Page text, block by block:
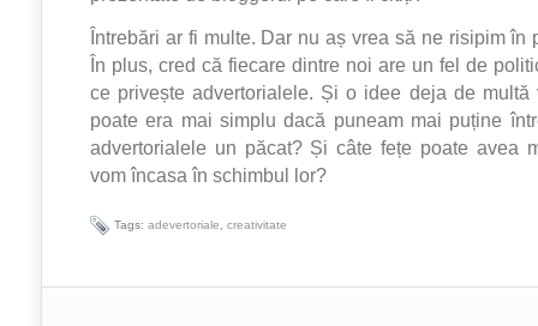
Întrebări ar fi multe. Dar nu aș vrea să ne risipim în
În plus, cred că fiecare dintre noi are un fel de
ce privește advertorialele. Și o idee deja de multă
poate era mai simplu dacă puneam mai puține
advertorialele un păcat? Și câte fețe poate avea
vom încasa în schimbul lor?
Tags: adevertoriale creativitate